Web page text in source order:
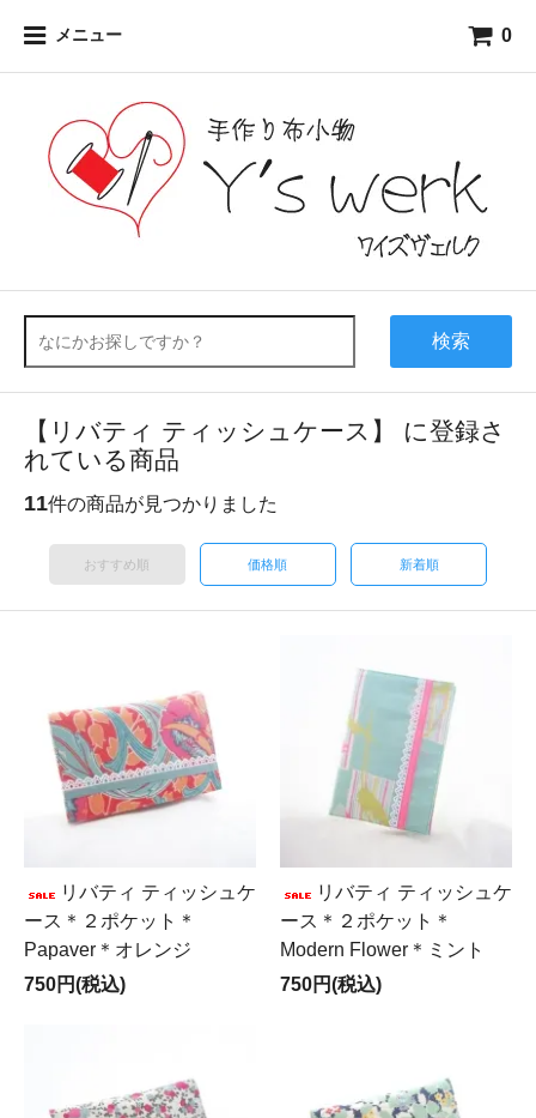
メニュー 0
検索
【リバティ ティッシュケース】 に登録さ
れている商品
11件の商品が見つかりました
おすすめ順 価格順 新着順
リバティ ティッシュケ
ース＊２ポケット＊
Papaver＊オレンジ
750円(税込)
リバティ ティッシュケ
ース＊２ポケット＊
Modern Flower＊ミント
750円(税込)